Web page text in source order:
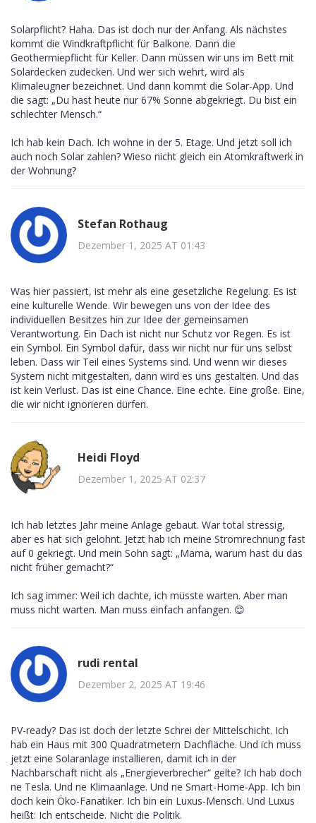
Solarpflicht? Haha. Das ist doch nur der Anfang. Als nächstes
kommt die Windkraftpflicht für Balkone. Dann die
Geothermiepflicht für Keller. Dann müssen wir uns im Bett mit
Solardecken zudecken. Und wer sich wehrt, wird als
Klimaleugner bezeichnet. Und dann kommt die Solar-App. Und
die sagt: „Du hast heute nur 67% Sonne abgekriegt. Du bist ein
schlechter Mensch.“
Ich hab kein Dach. Ich wohne in der 5. Etage. Und jetzt soll ich
auch noch Solar zahlen? Wieso nicht gleich ein Atomkraftwerk in
der Wohnung?
Stefan Rothaug
Dezember 1, 2025 AT 01:43
Was hier passiert, ist mehr als eine gesetzliche Regelung. Es ist
eine kulturelle Wende. Wir bewegen uns von der Idee des
individuellen Besitzes hin zur Idee der gemeinsamen
Verantwortung. Ein Dach ist nicht nur Schutz vor Regen. Es ist
ein Symbol. Ein Symbol dafür, dass wir nicht nur für uns selbst
leben. Dass wir Teil eines Systems sind. Und wenn wir dieses
System nicht mitgestalten, dann wird es uns gestalten. Und das
ist kein Verlust. Das ist eine Chance. Eine echte. Eine große. Eine,
die wir nicht ignorieren dürfen.
Heidi Floyd
Dezember 1, 2025 AT 02:37
Ich hab letztes Jahr meine Anlage gebaut. War total stressig,
aber es hat sich gelohnt. Jetzt hab ich meine Stromrechnung fast
auf 0 gekriegt. Und mein Sohn sagt: „Mama, warum hast du das
nicht früher gemacht?“
Ich sag immer: Weil ich dachte, ich müsste warten. Aber man
muss nicht warten. Man muss einfach anfangen. 😊
rudi rental
Dezember 2, 2025 AT 19:46
PV-ready? Das ist doch der letzte Schrei der Mittelschicht. Ich
hab ein Haus mit 300 Quadratmetern Dachfläche. Und ich muss
jetzt eine Solaranlage installieren, damit ich in der
Nachbarschaft nicht als „Energieverbrecher“ gelte? Ich hab doch
ne Tesla. Und ne Klimaanlage. Und ne Smart-Home-App. Ich bin
doch kein Öko-Fanatiker. Ich bin ein Luxus-Mensch. Und Luxus
heißt: Ich entscheide. Nicht die Politik.